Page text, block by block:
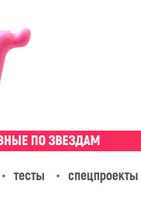
тесты спецпроекты